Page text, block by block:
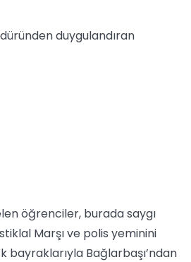
öğrenciler, burada saygı
Marşı ve polis yeminini
bayraklarıyla Bağlarbaşı’ndan